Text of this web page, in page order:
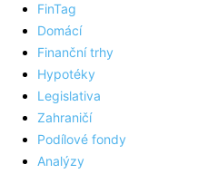
FinTag
Domácí
Finanční trhy
Hypotéky
Legislativa
Zahraničí
Podílové fondy
Analýzy